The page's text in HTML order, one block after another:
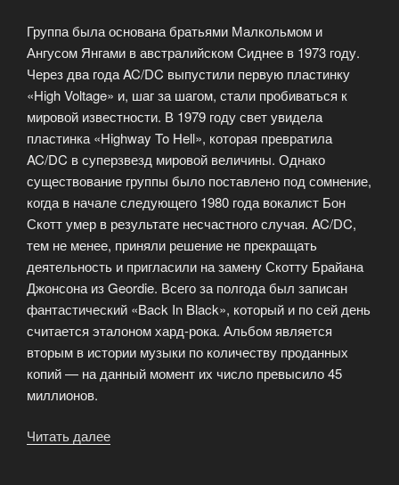
Группа была основана братьями Малкольмом и
Ангусом Янгами в австралийском Сиднее в 1973 году.
Через два года AC/DC выпустили первую пластинку
«High Voltage» и, шаг за шагом, стали пробиваться к
мировой известности. В 1979 году свет увидела
пластинка «Highway To Hell», которая превратила
AC/DC в суперзвезд мировой величины. Однако
существование группы было поставлено под сомнение,
когда в начале следующего 1980 года вокалист Бон
Скотт умер в результате несчастного случая. AC/DC,
тем не менее, приняли решение не прекращать
деятельность и пригласили на замену Скотту Брайана
Джонсона из Geordie. Всего за полгода был записан
фантастический «Back In Black», который и по сей день
считается эталоном хард-рока. Альбом является
вторым в истории музыки по количеству проданных
копий — на данный момент их число превысило 45
миллионов.
Читать далее